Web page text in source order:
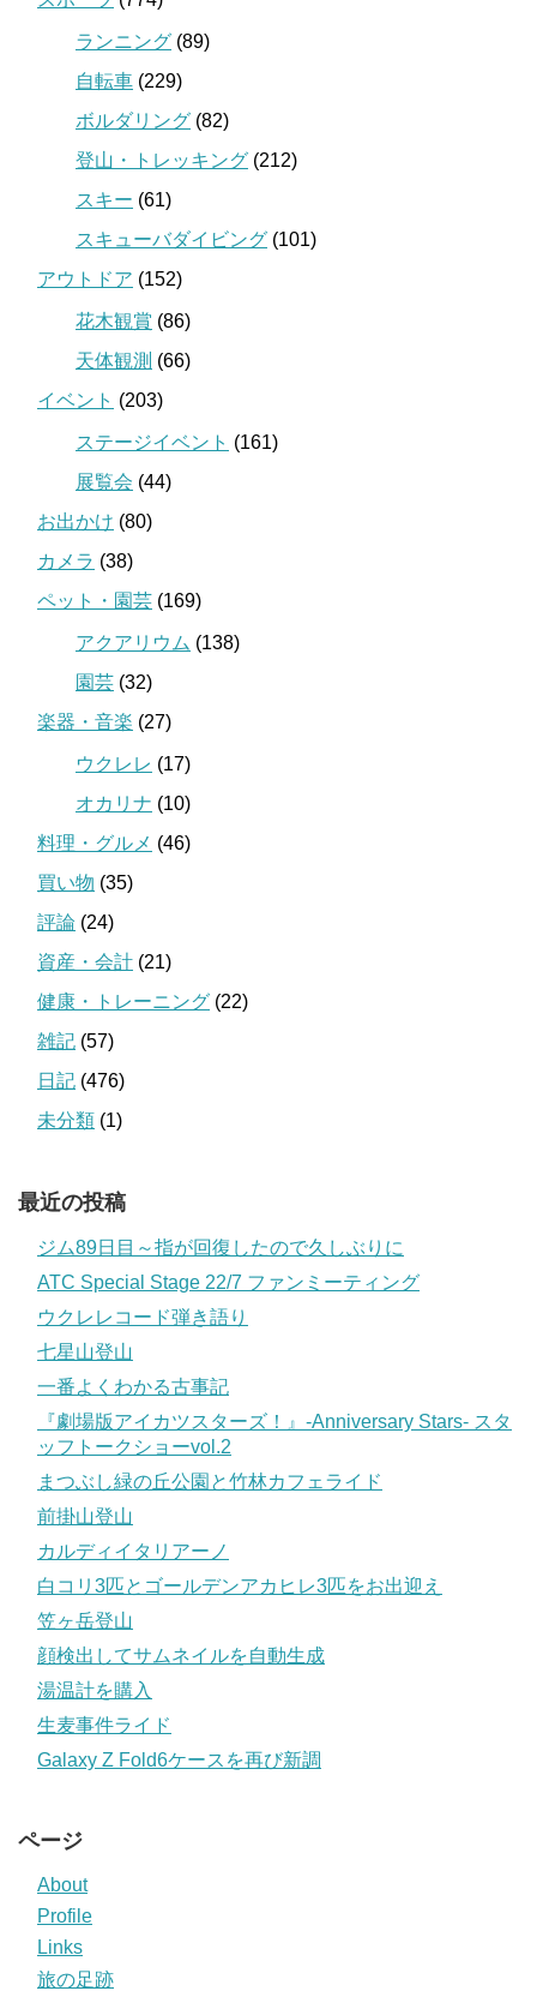
ランニング (89)
自転車 (229)
ボルダリング (82)
登山・トレッキング (212)
スキー (61)
スキューバダイビング (101)
アウトドア (152)
花木観賞 (86)
天体観測 (66)
イベント (203)
ステージイベント (161)
展覧会 (44)
お出かけ (80)
カメラ (38)
ペット・園芸 (169)
アクアリウム (138)
園芸 (32)
楽器・音楽 (27)
ウクレレ (17)
オカリナ (10)
料理・グルメ (46)
買い物 (35)
評論 (24)
資産・会計 (21)
健康・トレーニング (22)
雑記 (57)
日記 (476)
未分類 (1)
最近の投稿
ジム89日目～指が回復したので久しぶりに
ATC Special Stage 22/7 ファンミーティング
ウクレレコード弾き語り
七星山登山
一番よくわかる古事記
『劇場版アイカツスターズ！』-Anniversary Stars- スタ
ッフトークショーvol.2
まつぶし緑の丘公園と竹林カフェライド
前掛山登山
カルディイタリアーノ
白コリ3匹とゴールデンアカヒレ3匹をお出迎え
笠ヶ岳登山
顔検出してサムネイルを自動生成
湯温計を購入
生麦事件ライド
Galaxy Z Fold6ケースを再び新調
ページ
About
Profile
Links
旅の足跡